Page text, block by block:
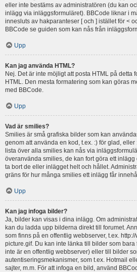
eller inte bestäms av administratören (du kan
inlägg via inläggsformuläret). BBCode liknar i
innesluts av hakparanteser [ och ] istället för <
BBCode se guiden som kan nås från
Upp
Kan jag använda HTML?
Nej. Det är inte möjligt att posta HTML på detta
HTML. Den mesta formatering som kan göras
med BBCode.
Upp
Vad är smilies?
Smilies är små grafiska bilder som kan
genom att använda en kod, t.ex. :) för glad,
lista över alla smilies kan nås via
överanvända smilies, de kan fort göra ett
ta bort de eller inlägget helt och hållet.
gräns för hur många smilies ett inlägg får
Upp
Kan jag infoga bilder?
Ja, bilder kan visas i dina inlägg. Om
kan du ladda upp bilderna direkt till forumet.
som finns på en offentlig webbserver, t.ex.
picture.gif. Du kan inte länka till bilder som
inte är en offentlig webbserver) eller till bilder
autentiseringsmekanismer, som t.ex. Hotmail
sajter, m.m. För att infoga en bild, använd